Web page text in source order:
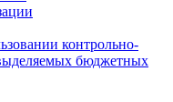
контрольно-
бюджетных